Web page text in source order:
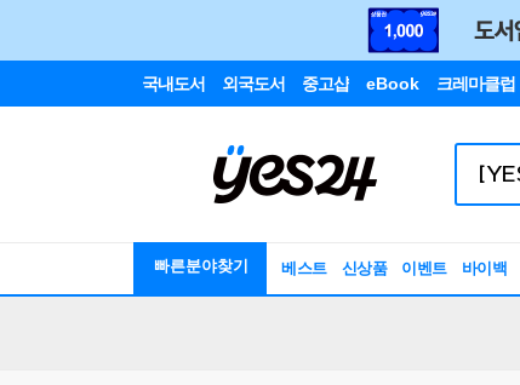
국내도서 외국도서 중고샵 eBook 크레마클럽
빠른분야찾기 베스트 신상품 이벤트 바이백